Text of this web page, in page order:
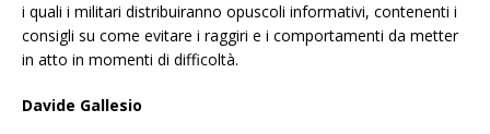
i quali i militari distribuiranno opuscoli informativi, contenenti i
consigli su come evitare i raggiri e i comportamenti da metter
in atto in momenti di difficoltà.
Davide Gallesio